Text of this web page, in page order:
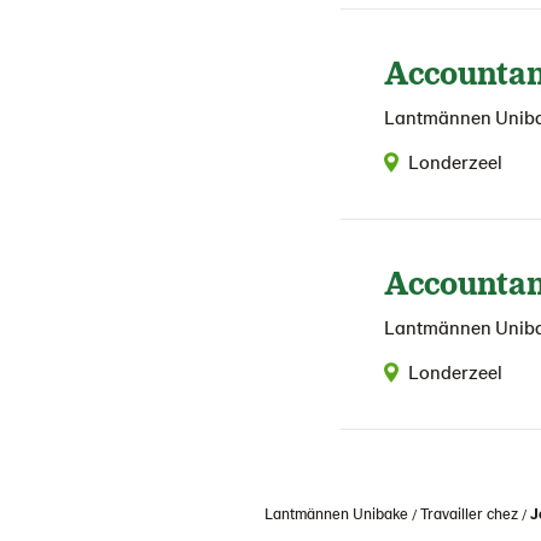
Lantmännen
Londerzeel
Lantmännen
Londerzeel
Lantmännen Unibake Travailler chez